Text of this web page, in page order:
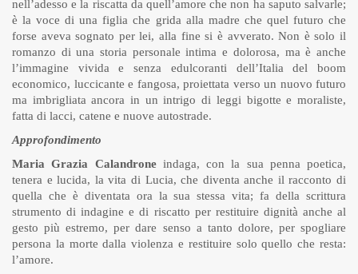
nell’adesso e la riscatta da quell’amore che non ha saputo salvarle;
è la voce di una figlia che grida alla madre che quel futuro che
forse aveva sognato per lei, alla fine si è avverato. Non è solo il
romanzo di una storia personale intima e dolorosa, ma è anche
l’immagine vivida e senza edulcoranti dell’Italia del boom
economico, luccicante e fangosa, proiettata verso un nuovo futuro
ma imbrigliata ancora in un intrigo di leggi bigotte e moraliste,
fatta di lacci, catene e nuove autostrade.
Approfondimento
Maria Grazia Calandroneindaga, con la sua penna poetica,
tenera e lucida, la vita di Lucia, che diventa anche il racconto di
quella che è diventata ora la sua stessa vita; fa della scrittura
strumento di indagine e di riscatto per restituire dignità anche al
gesto più estremo, per dare senso a tanto dolore, per spogliare
persona la morte dalla violenza e restituire solo quello che resta:
l’amore.